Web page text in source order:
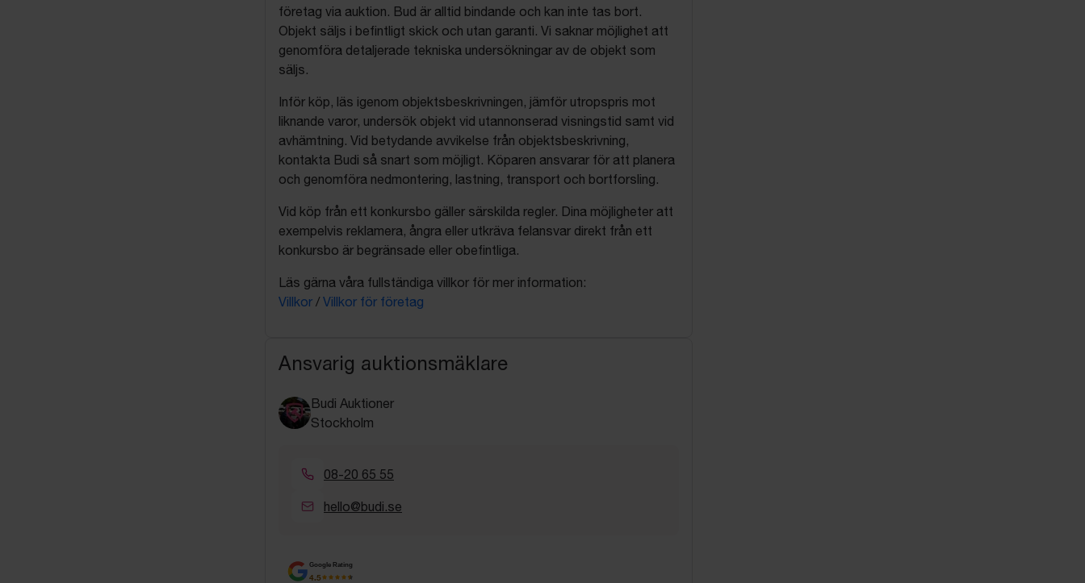
företag via auktion. Bud är alltid bindande och kan inte tas bort.
Objekt säljs i befintligt skick och utan garanti. Vi saknar möjlighet att
genomföra detaljerade tekniska undersökningar av de objekt som
säljs.
Inför köp, läs igenom objektsbeskrivningen, jämför utropspris mot
liknande varor, undersök objekt vid utannonserad visningstid samt vid
avhämtning. Vid betydande avvikelse från objektsbeskrivning,
kontakta Budi så snart som möjligt. Köparen ansvarar för att planera
och genomföra nedmontering, lastning, transport och bortforsling.
Vid köp från ett konkursbo gäller särskilda regler. Dina möjligheter att
exempelvis reklamera, ångra eller utkräva felansvar direkt från ett
konkursbo är begränsade eller obefintliga.
Läs gärna våra fullständiga villkor för mer information:
Villkor / Villkor för företag
Ansvarig auktionsmäklare
Budi Auktioner
Stockholm
08-20 65 55
hello@budi.se
Google Rating
4.5